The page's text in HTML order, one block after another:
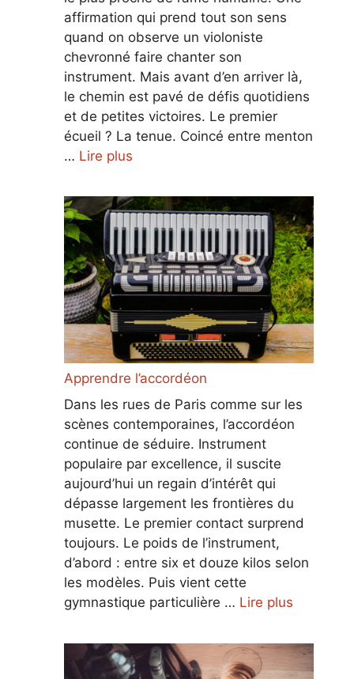
affirmation qui prend tout son sens
quand on observe un violoniste
chevronné faire chanter son
instrument. Mais avant d’en arriver là,
le chemin est pavé de défis quotidiens
et de petites victoires. Le premier
écueil ? La tenue. Coincé entre menton
… Lire plus
Apprendre l’accordéon
Dans les rues de Paris comme sur les
scènes contemporaines, l’accordéon
continue de séduire. Instrument
populaire par excellence, il suscite
aujourd’hui un regain d’intérêt qui
dépasse largement les frontières du
musette. Le premier contact surprend
toujours. Le poids de l’instrument,
d’abord : entre six et douze kilos selon
les modèles. Puis vient cette
gymnastique particulière … Lire plus